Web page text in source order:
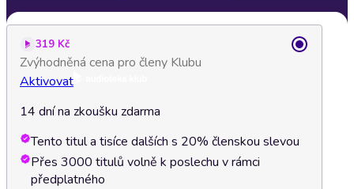
319 Kč
Zvýhodněná cena pro členy Klubu
Aktivovat
14 dní na zkoušku zdarma
Tento titul a tisíce dalších s 20% členskou slevou
Přes 3000 titulů volně k poslechu v rámci
předplatného